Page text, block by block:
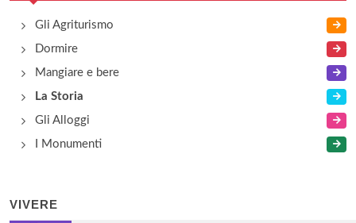
Gli Agriturismo
Dormire
Mangiare e bere
La Storia
Gli Alloggi
I Monumenti
VIVERE